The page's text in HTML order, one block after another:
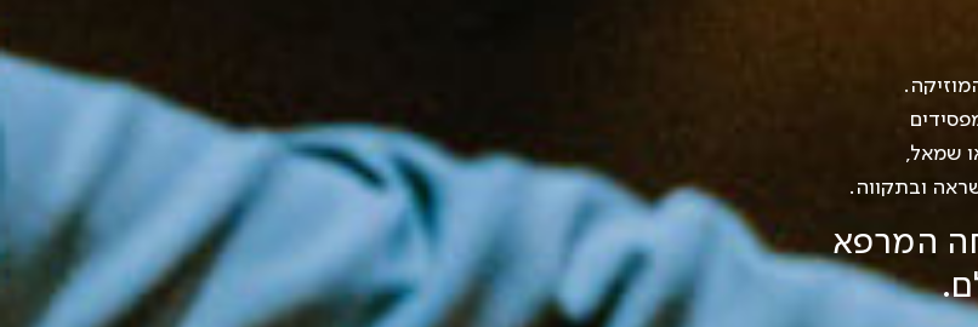
שמאל,
ובתקווה.
המרפא